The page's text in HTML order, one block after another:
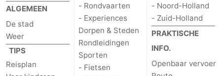
ALGEMEEN
De stad
Weer
TIPS
Reisplan
- Rondvaarten
- Experiences
Dorpen & Steden
Rondleidingen
Sporten
- Fietsen
- Noord-Holland
- Zuid-Holland
PRAKTISCHE
INFO.
Openbaar vervoer